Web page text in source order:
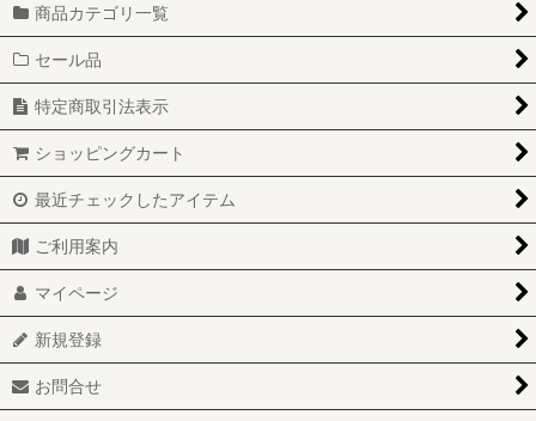
商品カテゴリ一覧
セール品
特定商取引法表示
ショッピングカート
最近チェックしたアイテム
ご利用案内
マイページ
新規登録
お問合せ